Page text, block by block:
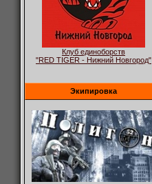
Клуб единоборств
"RED TIGER - Нижний Новгород"
Экипировка